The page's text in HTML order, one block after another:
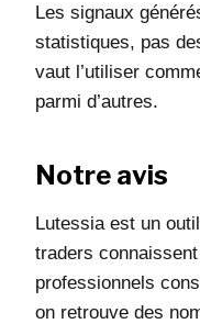
Les signaux
statistiques, pas
vaut l’utiliser
parmi d’autres.
Notre avis
Lutessia est un
traders
professionnels
on retrouve des